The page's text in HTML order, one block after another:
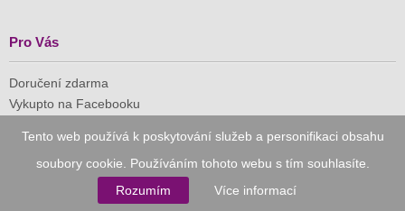
Tento web používá k poskytování služeb a personifikaci obsahu
soubory cookie. Používáním tohoto webu s tím souhlasíte.
Rozumím
Více informací
Pro Vás
Doručení zdarma
Vykupto na Facebooku
Důvěryhodný nákup
Naše společnost je členem Asociace pro elektronickou
komerci (APEK)